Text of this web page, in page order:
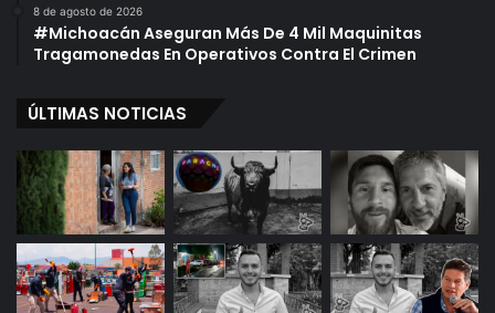
8 de agosto de 2026
#Michoacán Aseguran Más De 4 Mil Maquinitas
Tragamonedas En Operativos Contra El Crimen
ÚLTIMAS NOTICIAS